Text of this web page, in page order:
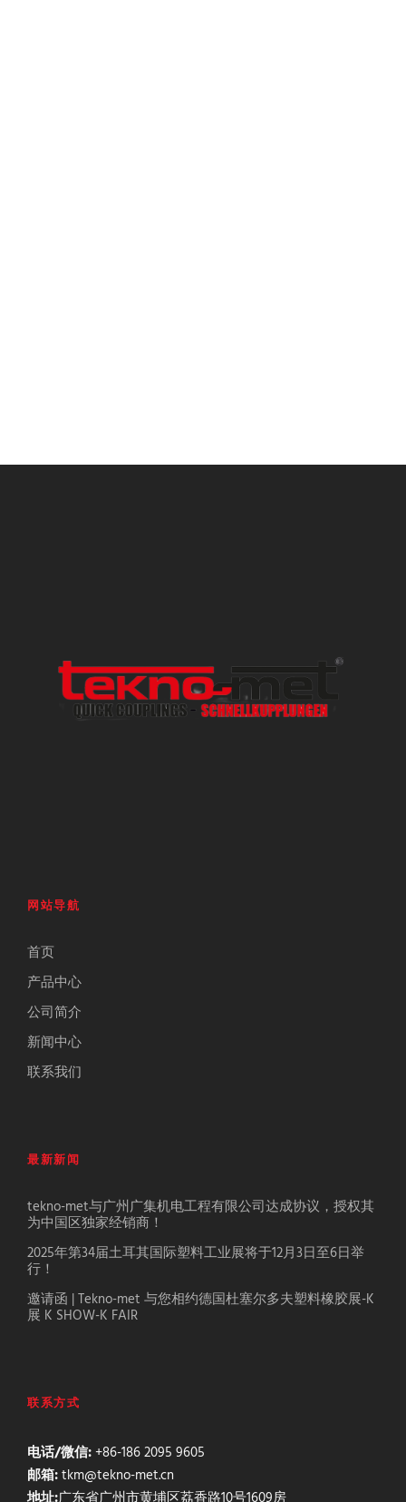
网站导航
首页
产品中心
公司简介
新闻中心
联系我们
最新新闻
tekno-met与广州广集机电工程有限公司达成协议，授权其
为中国区独家经销商！
2025年第34届土耳其国际塑料工业展将于12月3日至6日举
行！
邀请函 | Tekno-met 与您相约德国杜塞尔多夫塑料橡胶展-K
展 K SHOW-K FAIR
联系方式
电话/微信:+86-186 2095 9605
邮箱:tkm@tekno-met.cn